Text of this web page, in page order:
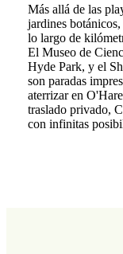
Más allá de las
jardines
lo largo de
El Museo de
Hyde Park, y el
son paradas
aterrizar en
traslado privado,
con infinitas